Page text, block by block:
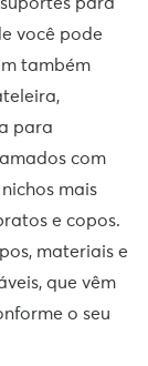
você pode
também
para
com
mais
e copos.
materiais e
que vêm
o seu